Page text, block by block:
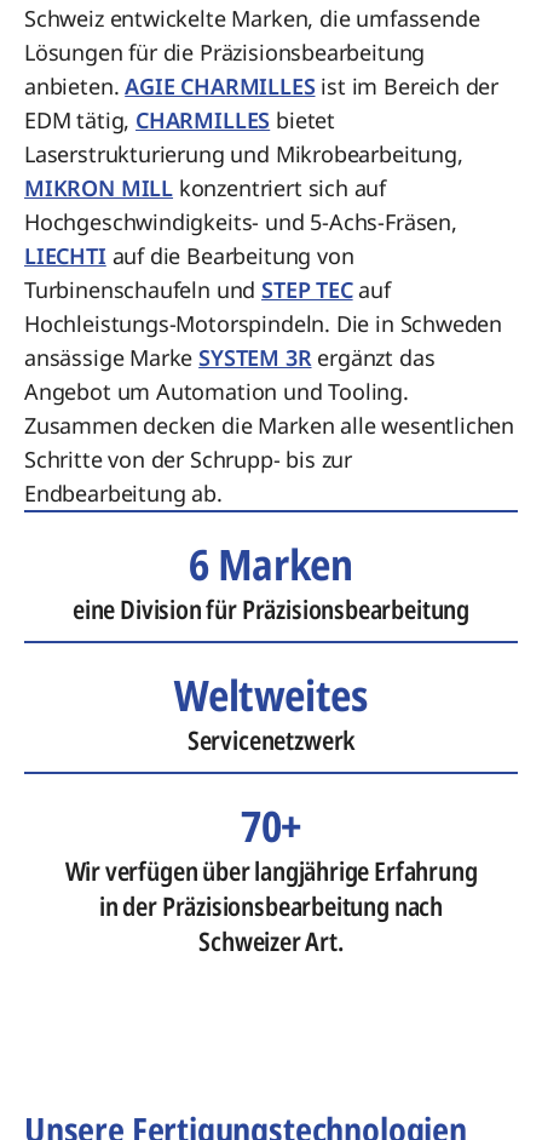
Schweiz entwickelte Marken, die umfassende
Lösungen für die Präzisionsbearbeitung
anbieten.AGIE CHARMILLES ist im Bereich der
EDM tätig, CHARMILLES bietet
Laserstrukturierung und Mikrobearbeitung,
MIKRON MILL konzentriert sich auf
Hochgeschwindigkeits- und 5-Achs-Fräsen,
LIECHTI auf die Bearbeitung von
Turbinenschaufeln undSTEP TECauf
Hochleistungs-Motorspindeln. Die in Schweden
ansässige MarkeSYSTEM 3Rergänzt das
Angebot um Automation und Tooling.
Zusammen decken die Marken alle wesentlichen
Schritte von der Schrupp- bis zur
Endbearbeitung ab.
6 Marken
eine Division für Präzisionsbearbeitung
Weltweites
Servicenetzwerk
70+
Wir verfügen über langjährige Erfahrung
in der Präzisionsbearbeitung nach
Schweizer Art.
Unsere Fertigungstechnologien